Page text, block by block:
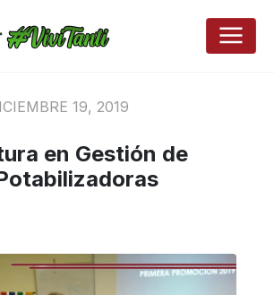
19, 2019
en Gestión de